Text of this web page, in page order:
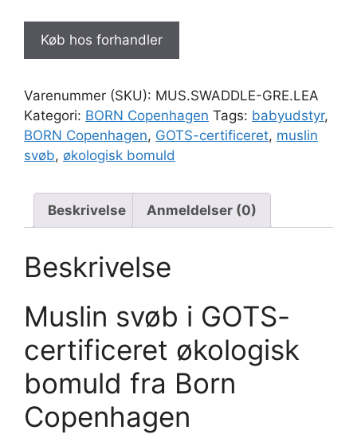
Køb hos forhandler
Varenummer (SKU): MUS.SWADDLE-GRE.LEA
Kategori: BORN Copenhagen Tags: babyudstyr,
BORN Copenhagen, GOTS-certificeret, muslin
svøb, økologisk bomuld
Beskrivelse Anmeldelser (0)
Beskrivelse
Muslin svøb i GOTS-
certificeret økologisk
bomuld fra Born
Copenhagen